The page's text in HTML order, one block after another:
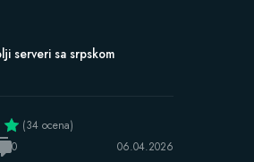
serveri sa srpskom
(34 ocena)
0 06.04.2026